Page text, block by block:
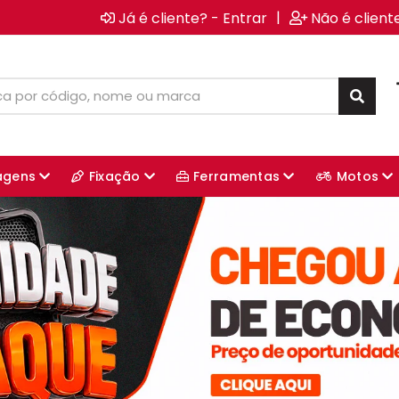
Já é cliente? - Entrar | Não é
Fixação Ferramentas Motos